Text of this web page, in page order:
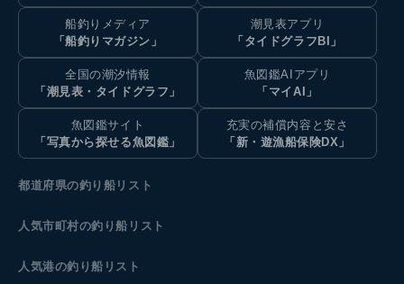
船釣りメディア
「船釣りマガジン」
潮見表アプリ
「タイドグラフBI」
全国の潮汐情報
「潮見表・タイドグラフ」
魚図鑑AIアプリ
「マイAI」
魚図鑑サイト
「写真から探せる魚図鑑」
充実の補償内容と安さ
「新・遊漁船保険DX」
都道府県の釣り船リスト
人気市町村の釣り船リスト
人気港の釣り船リスト